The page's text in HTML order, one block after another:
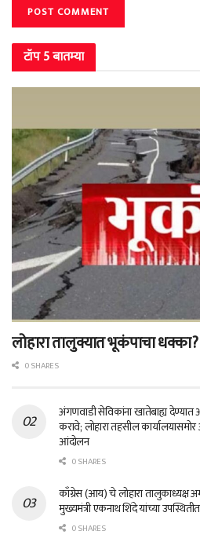
टॉप 5 बातम्या
लोहारा तालुक्यात भूकंपाचा धक्का?
0 SHARES
अंगणवाडी सेविकांना खातेबाह्य
करावे; लोहारा तहसील
आंदोलन
0 SHARES
काँग्रेस (आय) चे लोहारा तालुकाध्यक्ष
मुख्यमंत्री एकनाथ शिंदे यांच्या
0 SHARES